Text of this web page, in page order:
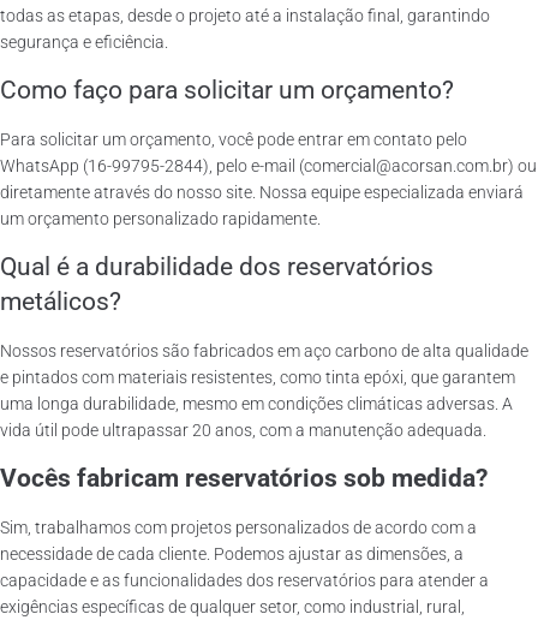
todas as etapas, desde o projeto até a instalação final, garantindo
segurança e eficiência.
Como faço para solicitar um orçamento?
Para solicitar um orçamento, você pode entrar em contato pelo
WhatsApp (16-99795-2844), pelo e-mail (comercial@acorsan.com.br) ou
diretamente através do nosso site. Nossa equipe especializada enviará
um orçamento personalizado rapidamente.
Qual é a durabilidade dos reservatórios
metálicos?
Nossos reservatórios são fabricados em aço carbono de alta qualidade
e pintados com materiais resistentes, como tinta epóxi, que garantem
uma longa durabilidade, mesmo em condições climáticas adversas. A
vida útil pode ultrapassar 20 anos, com a manutenção adequada.
Vocês fabricam reservatórios sob medida?
Sim, trabalhamos com projetos personalizados de acordo com a
necessidade de cada cliente. Podemos ajustar as dimensões, a
capacidade e as funcionalidades dos reservatórios para atender a
exigências específicas de qualquer setor, como industrial, rural,